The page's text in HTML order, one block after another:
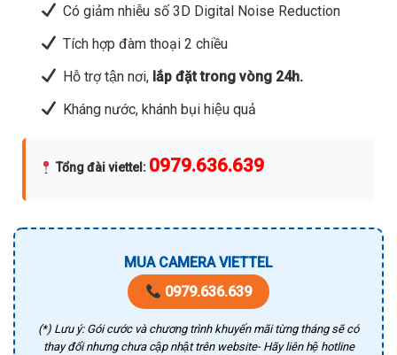
Có giảm nhiễu số 3D Digital Noise Reduction
Tích hợp đàm thoại 2 chiều
Hỗ trợ tận nơi,lắp đặt trong vòng 24h.
Kháng nước, khánh bụi hiệu quả
Tổng đài viettel : 0979.636.639
MUA CAMERA VIETTEL
0979.636.639
(*) Lưu ý: Gói cước và chương trình khuyến mãi từng tháng sẽ có
thay đổi nhưng chưa cập nhật trên website- Hãy liên hệ hotline